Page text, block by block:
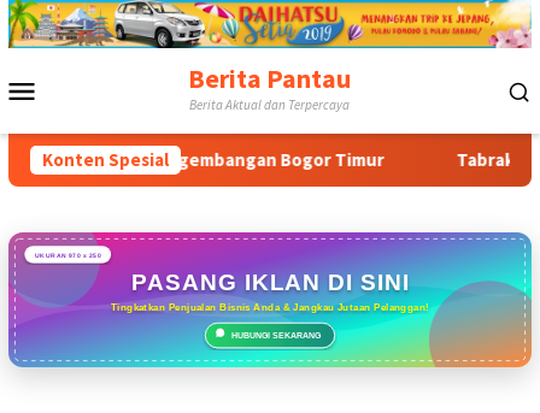
Loncat
ke
Berita Pantau
Berita Aktual dan Terpercaya
Konten Spesial
Bogor Timur Tabrak Aturan & Tantang
UKURAN 970 x 250
PASANG IKLAN DI SINI
Tingkatkan Penjualan Bisnis Anda & Jangkau Jutaan Pelanggan!
HUBUNGI SEKARANG